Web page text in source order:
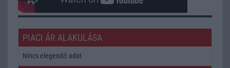
PIACI ÁR ALAKULÁSA
Nincs elegendő adat